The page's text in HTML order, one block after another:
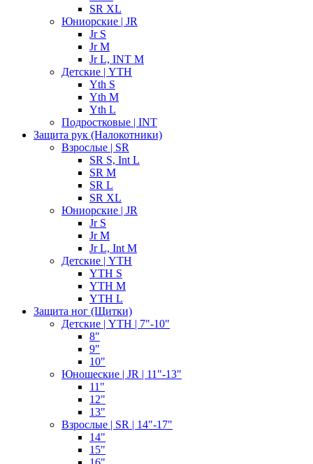
SR XL
Юниорские | JR
Jr S
Jr M
Jr L, INT M
Детские | YTH
Yth S
Yth M
Yth L
Подростковые | INT
Защита рук (Налокотники)
Взрослые | SR
SR S, Int L
SR M
SR L
SR XL
Юниорские | JR
Jr S
Jr M
Jr L, Int M
Детские | YTH
YTH S
YTH M
YTH L
Защита ног (Щитки)
Детские | YTH | 7"-10"
8"
9"
10"
Юношеские | JR | 11"-13"
11"
12"
13"
Взрослые | SR | 14"-17"
14"
15"